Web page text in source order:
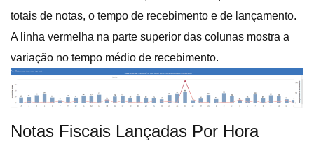
totais de notas, o tempo de recebimento e de lançamento.
A linha vermelha na parte superior das colunas mostra a
variação no tempo médio de recebimento.
Notas Fiscais Lançadas Por Hora